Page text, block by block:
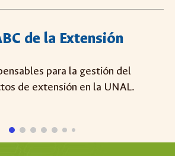
de la Extensión
para la gestión del
de extensión en la UNAL.